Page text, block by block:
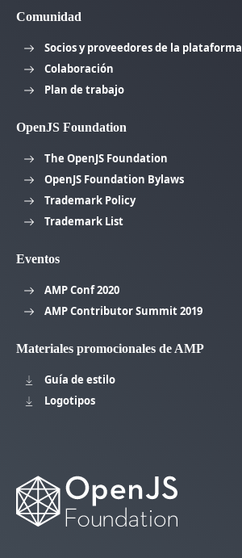
Comunidad
Socios y proveedores de la plataforma
Colaboración
Plan de trabajo
OpenJS Foundation
The OpenJS Foundation
OpenJS Foundation Bylaws
Trademark Policy
Trademark List
Eventos
AMP Conf 2020
AMP Contributor Summit 2019
Materiales promocionales de AMP
Guía de estilo
Logotipos